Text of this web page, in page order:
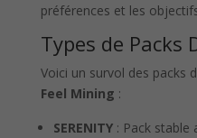
préférences et les
Types de Packs
Voici un survol des packs
Feel Mining :
SERENITY: Pack stable